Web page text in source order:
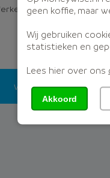
bij Moneywise
Wagonette 2a, 3897
geen koffie, maar
Wij gebruiken
statistieken en
Lees hier over ons
Akkoord